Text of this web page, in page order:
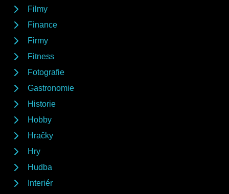
Filmy
Finance
Firmy
Fitness
Fotografie
Gastronomie
Historie
Hobby
Hračky
Hry
Hudba
Interiér